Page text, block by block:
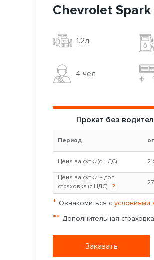
Chevrolet Spark
1.2л
4 чел
Прокат без
Период
Цена за сутки(с НДС)
Цена за сутки + доп.
страховка (с НДС)
?
* Ознакомиться с условиями
** Дополнительная
Заказать